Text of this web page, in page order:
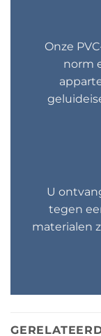
Onze
norm
U
tegen
materialen